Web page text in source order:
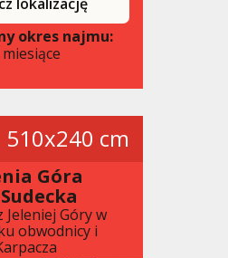
okres najmu:
510x240 cm
Góra
Jeleniej Góry w
obwodnicy i